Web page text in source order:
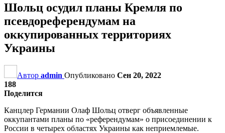
Шольц осудил планы Кремля по
псевдореферендумам на
оккупированных территориях
Украины
Автор admin Опубликовано Сен 20, 2022
188
Поделится
Канцлер Германии Олаф Шольц отверг объявленные
оккупантами планы по «референдумам» о присоединении к
России в четырех областях Украины как неприемлемые.